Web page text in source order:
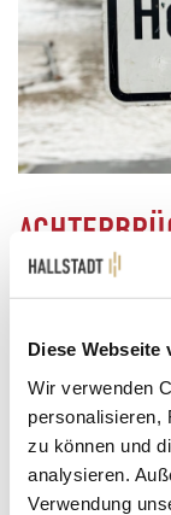
Diese Webseite
Wir verwenden
personalisieren,
zu können und
analysieren.
Verwendung
NACH
Der Dauerregen
bemerkbar. Am
für die
müssen einige